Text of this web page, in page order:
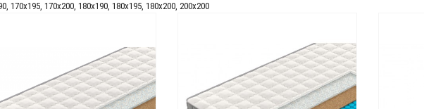
, 170x195, 170x200, 180x190, 180x195, 180x200, 200x200